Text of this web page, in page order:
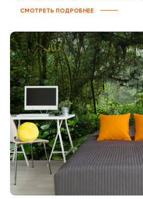
СМОТРЕТЬ ПОДРОБНЕЕ